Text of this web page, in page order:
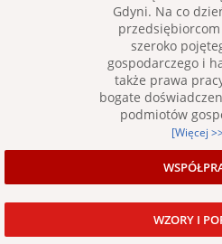
Gdyni. Na co
szeroko
gospodarczego i
także prawa
bogate
podmiotów
[Więcej
WZORY I